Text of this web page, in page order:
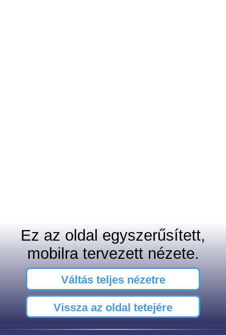
Ez az oldal egyszerűsített,
mobilra tervezett nézete.
Váltás teljes nézetre
Vissza az oldal tetejére